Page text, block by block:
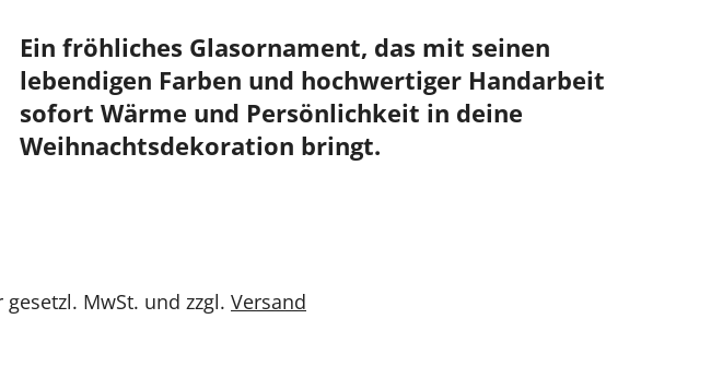
Ein fröhliches Glasornament, das mit seinen
lebendigen Farben und hochwertiger Handarbeit
sofort Wärme und Persönlichkeit in deine
Weihnachtsdekoration bringt.
MwSt. und zzgl. Versand